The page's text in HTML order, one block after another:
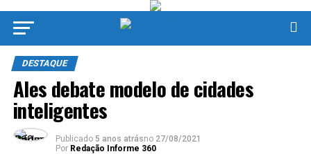
DESTAQUE
Ales debate modelo de cidades
inteligentes
Publicado 5 anos atrásno 27/08/2021
Por Redação Informe 360